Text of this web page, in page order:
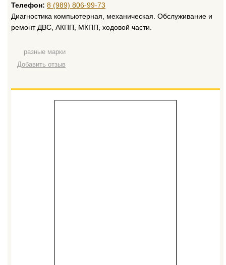
Телефон: 8 (989) 806-99-73
Диагностика компьютерная, механическая. Обслуживание и
ремонт ДВС, АКПП, МКПП, ходовой части.
разные марки
Добавить отзыв